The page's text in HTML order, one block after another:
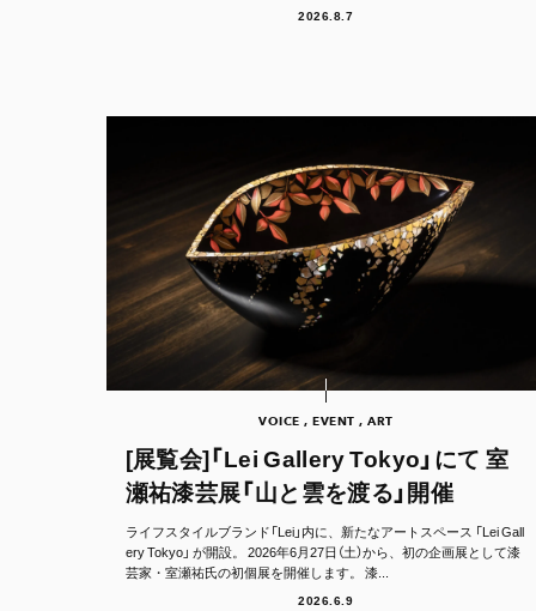
2026.8.7
VOICE , EVENT , ART
[展覧会]「Lei Gallery Tokyo」にて 室
瀬祐漆芸展「山と雲を渡る」開催
ライフスタイルブランド「Lei」内に、新たなアートスペース 「Lei Gall
ery Tokyo」 が開設。 2026年6月27日（土）から、初の企画展として漆
芸家・室瀬祐氏の初個展を開催します。 漆...
2026.6.9